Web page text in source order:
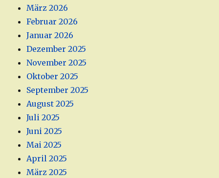
März 2026
Februar 2026
Januar 2026
Dezember 2025
November 2025
Oktober 2025
September 2025
August 2025
Juli 2025
Juni 2025
Mai 2025
April 2025
März 2025